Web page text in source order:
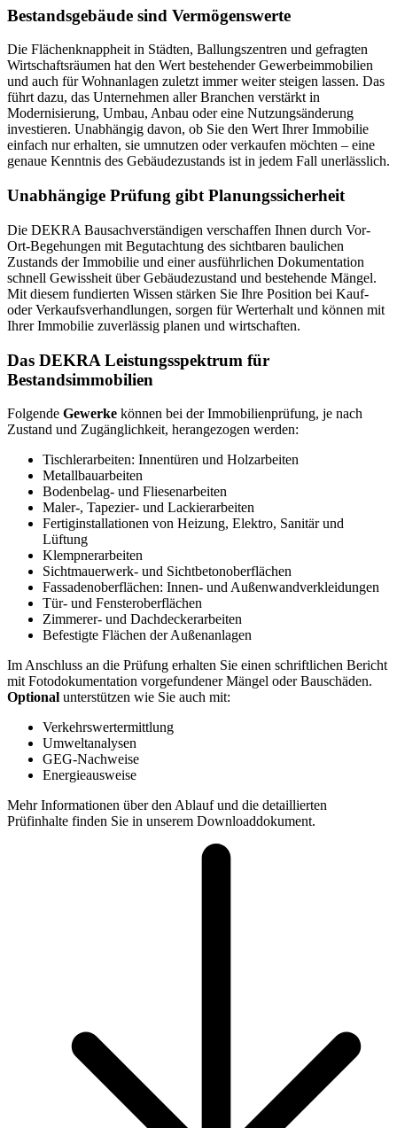
Bestandsgebäude sind Vermögenswerte
Die Flächenknappheit in Städten, Ballungszentren und gefragten
Wirtschaftsräumen hat den Wert bestehender Gewerbeimmobilien
und auch für Wohnanlagen zuletzt immer weiter steigen lassen. Das
führt dazu, das Unternehmen aller Branchen verstärkt in
Modernisierung, Umbau, Anbau oder eine Nutzungsänderung
investieren. Unabhängig davon, ob Sie den Wert Ihrer Immobilie
einfach nur erhalten, sie umnutzen oder verkaufen möchten – eine
genaue Kenntnis des Gebäudezustands ist in jedem Fall unerlässlich.
Unabhängige Prüfung gibt Planungssicherheit
Die DEKRA Bausachverständigen verschaffen Ihnen durch Vor-
Ort-Begehungen mit Begutachtung des sichtbaren baulichen
Zustands der Immobilie und einer ausführlichen Dokumentation
schnell Gewissheit über Gebäudezustand und bestehende Mängel.
Mit diesem fundierten Wissen stärken Sie Ihre Position bei Kauf-
oder Verkaufsverhandlungen, sorgen für Werterhalt und können mit
Ihrer Immobilie zuverlässig planen und wirtschaften.
Das DEKRA Leistungsspektrum für
Bestandsimmobilien
Folgende Gewerke können bei der Immobilienprüfung, je nach
Zustand und Zugänglichkeit, herangezogen werden:
Tischlerarbeiten: Innentüren und Holzarbeiten
Metallbauarbeiten
Bodenbelag- und Fliesenarbeiten
Maler-, Tapezier- und Lackierarbeiten
Fertiginstallationen von Heizung, Elektro, Sanitär und
Lüftung
Klempnerarbeiten
Sichtmauerwerk- und Sichtbetonoberflächen
Fassadenoberflächen: Innen- und Außenwandverkleidungen
Tür- und Fensteroberflächen
Zimmerer- und Dachdeckerarbeiten
Befestigte Flächen der Außenanlagen
Im Anschluss an die Prüfung erhalten Sie einen schriftlichen Bericht
mit Fotodokumentation vorgefundener Mängel oder Bauschäden.
Optional unterstützen wie Sie auch mit:
Verkehrswertermittlung
Umweltanalysen
GEG-Nachweise
Energieausweise
Mehr Informationen über den Ablauf und die detaillierten
Prüfinhalte finden Sie in unserem Downloaddokument.